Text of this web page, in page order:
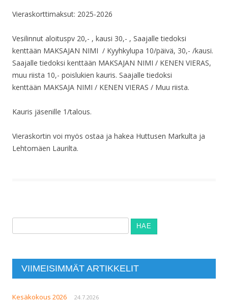
Vieraskorttimaksut: 2025-2026
Vesilinnut aloituspv 20,- , kausi 30,- , Saajalle tiedoksi
kenttään MAKSAJAN NIMI / Kyyhkylupa 10/päivä, 30,- /kausi.
Saajalle tiedoksi kenttään MAKSAJAN NIMI / KENEN VIERAS,
muu riista 10,- poislukien kauris. Saajalle tiedoksi
kenttään MAKSAJA NIMI / KENEN VIERAS / Muu riista.
Kauris jäsenille 1/talous.
Vieraskortin voi myös ostaa ja hakea Huttusen Markulta ja
Lehtomäen Laurilta.
VIIMEISIMMÄT ARTIKKELIT
Kesäkokous 2026 24.7.2026